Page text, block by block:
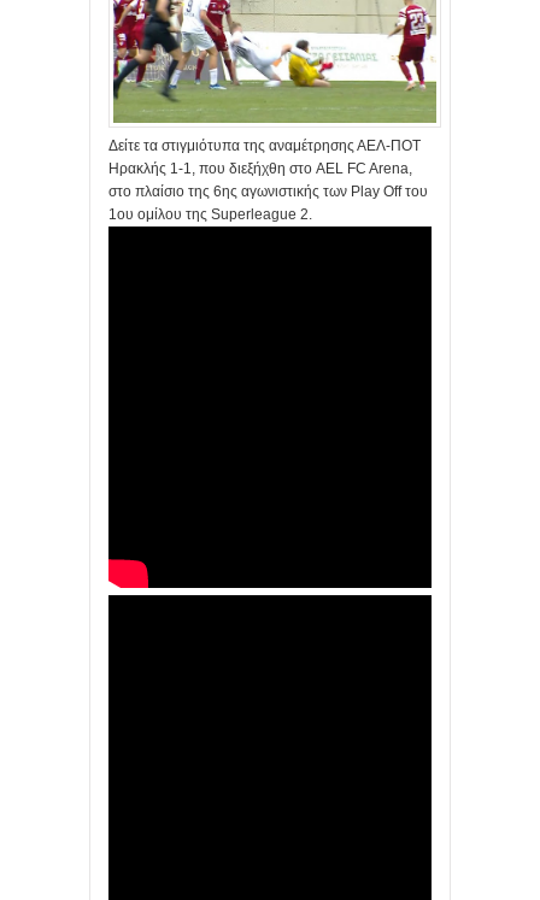
Δείτε τα στιγμιότυπα της αναμέτρησης ΑΕΛ-ΠΟΤ
Ηρακλής 1-1, που διεξήχθη στο AEL FC Arena,
στο πλαίσιο της 6ης αγωνιστικής των Play Off του
1ου ομίλου της Superleague 2.